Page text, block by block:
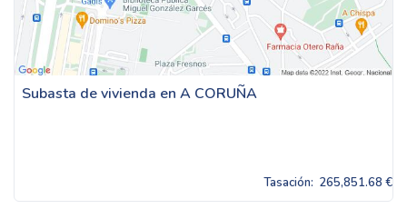
Subasta de vivienda en A CORUÑA
Tasación: 265,851.68 €